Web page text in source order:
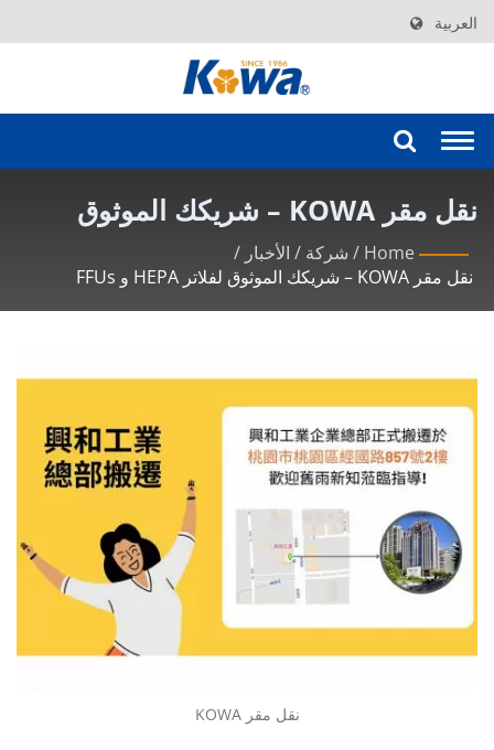
العربية
نقل مقر KOWA – شريكك الموثوق
لفلاتر HEPA و FFUs | استكشف
Home
/ شركة / الأخبار /
نقل مقر KOWA – شريكك الموثوق لفلاتر HEPA و FFUs
نقل مقر KOWA